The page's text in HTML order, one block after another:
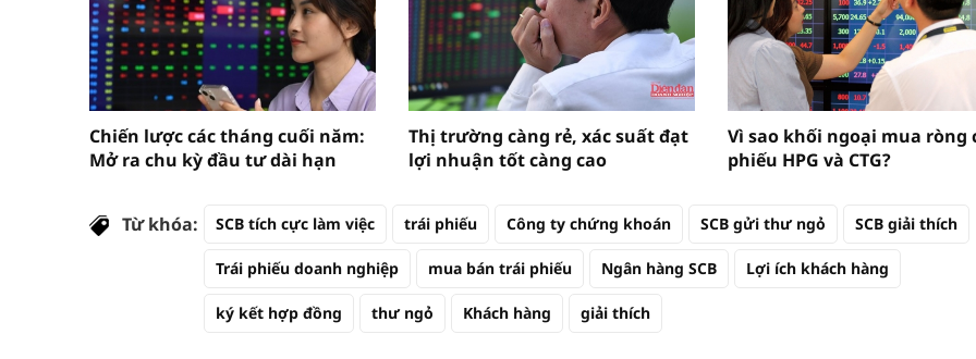
Chiến lược các tháng cuối năm:
Mở ra chu kỳ đầu tư dài hạn
Thị trường càng rẻ, xác suất đạt
lợi nhuận tốt càng cao
Vì sao khối ngoại mua ròng
phiếu HPG và CTG?
Từ khóa: SCB tích cực làm việc trái phiếu Công ty chứng khoán SCB gửi thư ngỏ SCB giải thích
Trái phiếu doanh nghiệp mua bán trái phiếu Ngân hàng SCB Lợi ích khách hàng
ký kết hợp đồng thư ngỏ Khách hàng giải thích